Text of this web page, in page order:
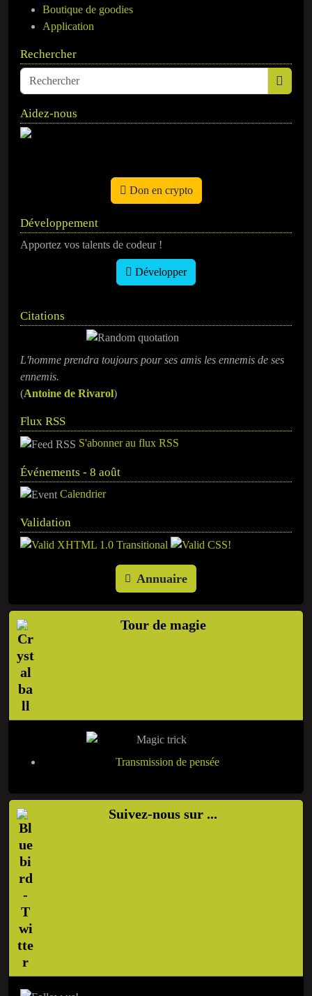
Boutique de goodies
Application
Rechercher
Aidez-nous
Don en crypto
Développement
Apportez vos talents de codeur !
Développer
Citations
L'homme prendra toujours pour ses amis les ennemis de ses
ennemis.
(Antoine de Rivarol)
Flux RSS
S'abonner au flux RSS
Événements - 8 août
Calendrier
Validation
Annuaire
Tour de magie
Transmission de pensée
Suivez-nous sur ...